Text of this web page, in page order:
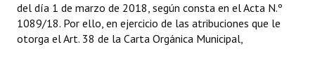
del día 1 de marzo de 2018, según consta en el Acta N.º
1089/18. Por ello, en ejercicio de las atribuciones que le
otorga el Art. 38 de la Carta Orgánica Municipal,